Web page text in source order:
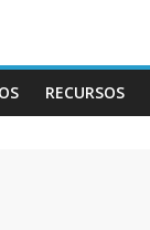
RECURSOS